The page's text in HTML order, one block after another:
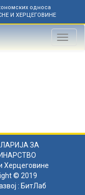
односа
И ХЕРЦЕГОВИНЕ
Toggle
ЗА
Херцеговине
© 2019
: БитЛаб